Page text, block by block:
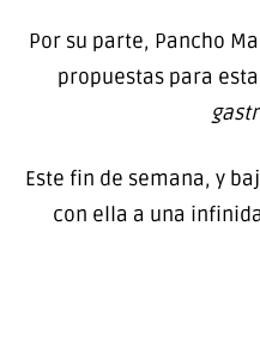
Por su parte, Pancho
propuestas para
Este fin de semana, y
con ella a una